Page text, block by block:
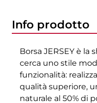
Info prodotto
Borsa JERSEY è la
cerca uno stile
funzionalità:
qualità superiore,
naturale al 50% di